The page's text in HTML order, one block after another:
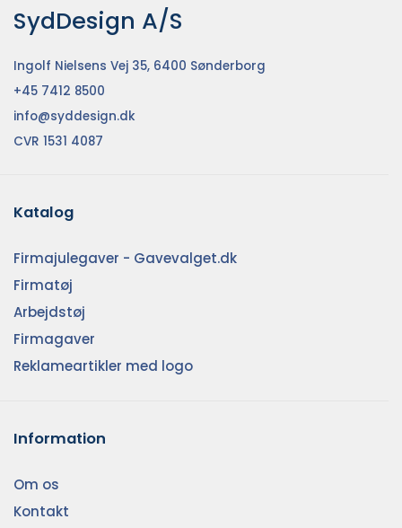
SydDesign A/S
Ingolf Nielsens Vej 35, 6400 Sønderborg
+45 7412 8500
info@syddesign.dk
CVR 1531 4087
Katalog
Firmajulegaver - Gavevalget.dk
Firmatøj
Arbejdstøj
Firmagaver
Reklameartikler med logo
Information
Om os
Kontakt